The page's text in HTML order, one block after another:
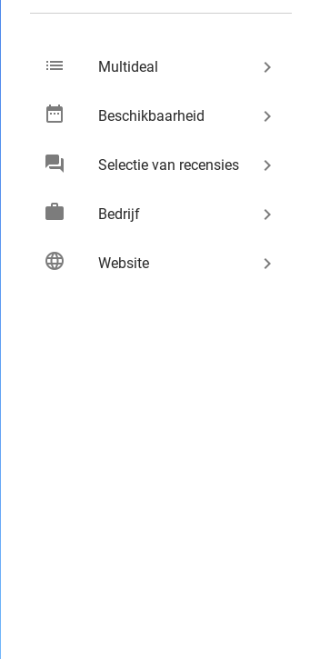
list Multideal keyboard_arrow_right
date_range Beschikbaarheid keyboard_arrow_right
chat Selectie van recensies keyboard_arrow_right
work Bedrijf keyboard_arrow_right
language Website keyboard_arrow_right